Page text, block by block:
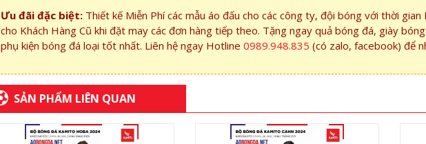
Ưu đãi đặc biệt: Thiết kế Miễn Phí các mẫu áo đấu cho các công ty, đội bóng với thời gian
cho Khách Hàng Cũ khi đặt may các đơn hàng tiếp theo. Tặng ngay quả bóng đá, giày
phụ kiện bóng đá loại tốt nhất. Liên hệ ngay Hotline0989.948.835 (có zalo, facebook) để
SẢN PHẨM LIÊN QUAN